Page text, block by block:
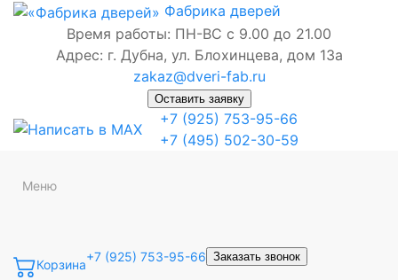
Фабрика дверей
Время работы: ПН-ВС с 9.00 до 21.00
Адрес: г. Дубна, ул. Блохинцева, дом 13а
zakaz@dveri-fab.ru
Оставить заявку
+7 (925) 753-95-66
+7 (495) 502-30-59
Меню
Корзина
+7 (925) 753-95-66 Заказать звонок